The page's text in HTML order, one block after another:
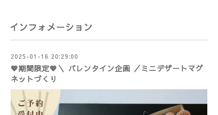
インフォメーション
2025-01-16 20:29:00
💖期間限定💖＼ バレンタイン企画 ／ミニデザートマグ
ネットづくり